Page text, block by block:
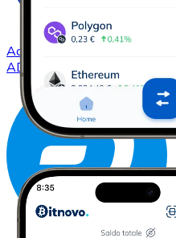
Acquistare
ADA